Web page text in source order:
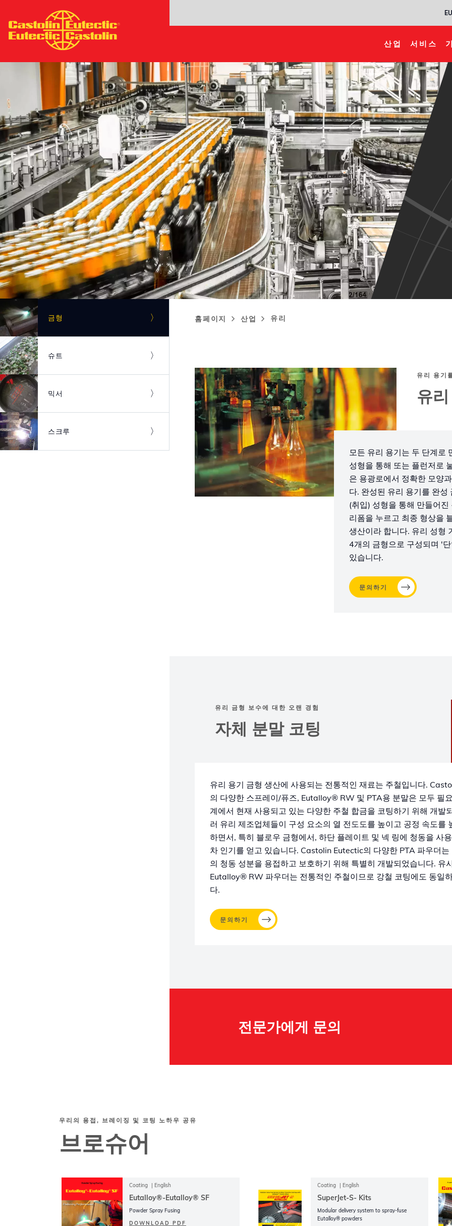
츠
너
뛰
기
산업 서비스
홈페이지 산업 유리
이미지
금형
이미지
슈트
이미지
믹서
이미지
스크루
유리 용기
유
모든 유리 용기는 두 단계로
성형을 통해 또는 플런저로
은 용광로에서 정확한 모양
다. 완성된 유리 용기를 완
(취입) 성형을 통해 만들어
리폼을 누르고 최종 형상을
생산이라 합니다. 유리 성형
4개의 금형으로 구성되며 '
있습니다.
문의하기
유리 금형 보수에 대한 오랜 경험
자체 분말 코팅
유리 용기 금형 생산에 사용되는 전통적인 재료는 주철입니다.
의 다양한 스프레이/퓨즈, Eutalloy® RW 및 PTA용 분말은 모두 필
계에서 현재 사용되고 있는 다양한 주철 합금을 코팅하기 위해 개발
러 유리 제조업체들이 구성 요소의 열 전도도를 높이고 공정 속도를
하면서, 특히 블로우 금형에서, 하단 플레이트 및 넥 링에 청동을 사
차 인기를 얻고 있습니다. Castolin Eutectic의 다양한 PTA 파우더는
의 청동 성분을 용접하고 보호하기 위해 특별히 개발되었습니다. 유
Eutalloy® RW 파우더는 전통적인 주철이므로 강철 코팅에도 동일
다.
문의하기
전문가에게 문의
우리의 용접, 브레이징 및 코팅 노하우 공유
브로슈어
Coating English
Eutalloy®-Eutalloy® SF
Powder Spray Fusing
DOWNLOAD PDF
Coating English
SuperJet-S- Kits
Modular delivery system to spray-fuse
Eutalloy® powders